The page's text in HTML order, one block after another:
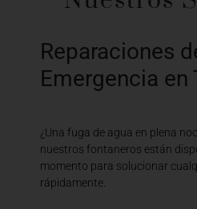
Reparaciones
Emergencia en
¿Una fuga de agua en plena
nuestros fontaneros están
momento para solucionar
rápidamente.